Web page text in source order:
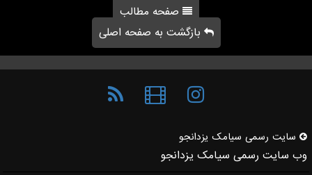
صفحه مطالب
بازگشت به صفحه اصلی
سایت رسمی سیامك یزدانجو
وب سایت رسمی سیامک یزدانجو